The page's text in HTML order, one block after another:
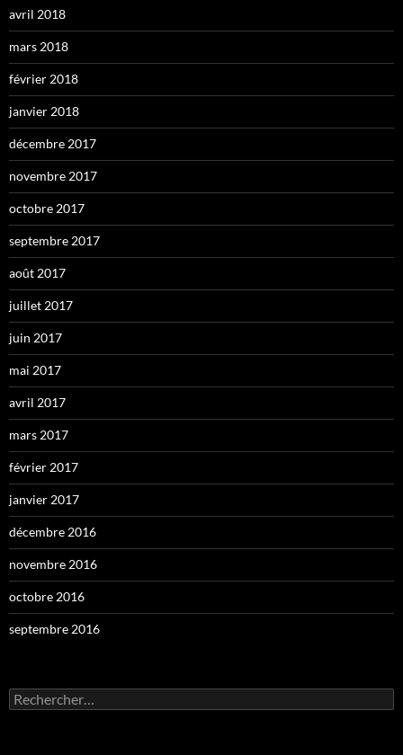
avril 2018
mars 2018
février 2018
janvier 2018
décembre 2017
novembre 2017
octobre 2017
septembre 2017
août 2017
juillet 2017
juin 2017
mai 2017
avril 2017
mars 2017
février 2017
janvier 2017
décembre 2016
novembre 2016
octobre 2016
septembre 2016
Rechercher :